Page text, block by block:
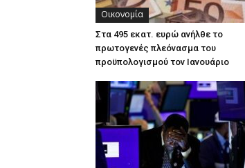
Οικονομία
Στα 495 εκατ. ευρώ ανήλθε το
πρωτογενές πλεόνασμα του
προϋπολογισμού τον Ιανουάριο